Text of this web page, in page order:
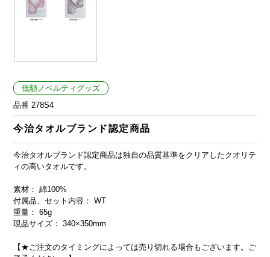
低額ノベルティグッズ
品番 278S4
今治タオルブランド認定商品
今治タオルブランド認定商品は独自の品質基準をクリアしたクオリテ
ィの高いタオルです。
素材： 綿100%
付属品、セット内容： WT
重量： 65g
現品サイズ： 340×350mm
【★ご注文のタイミングによっては売り切れる場合もございます。ご